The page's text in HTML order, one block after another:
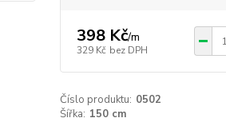
398 Kč/m
329 Kč bez DPH
Číslo produktu: 0502
Šířka: 150 cm